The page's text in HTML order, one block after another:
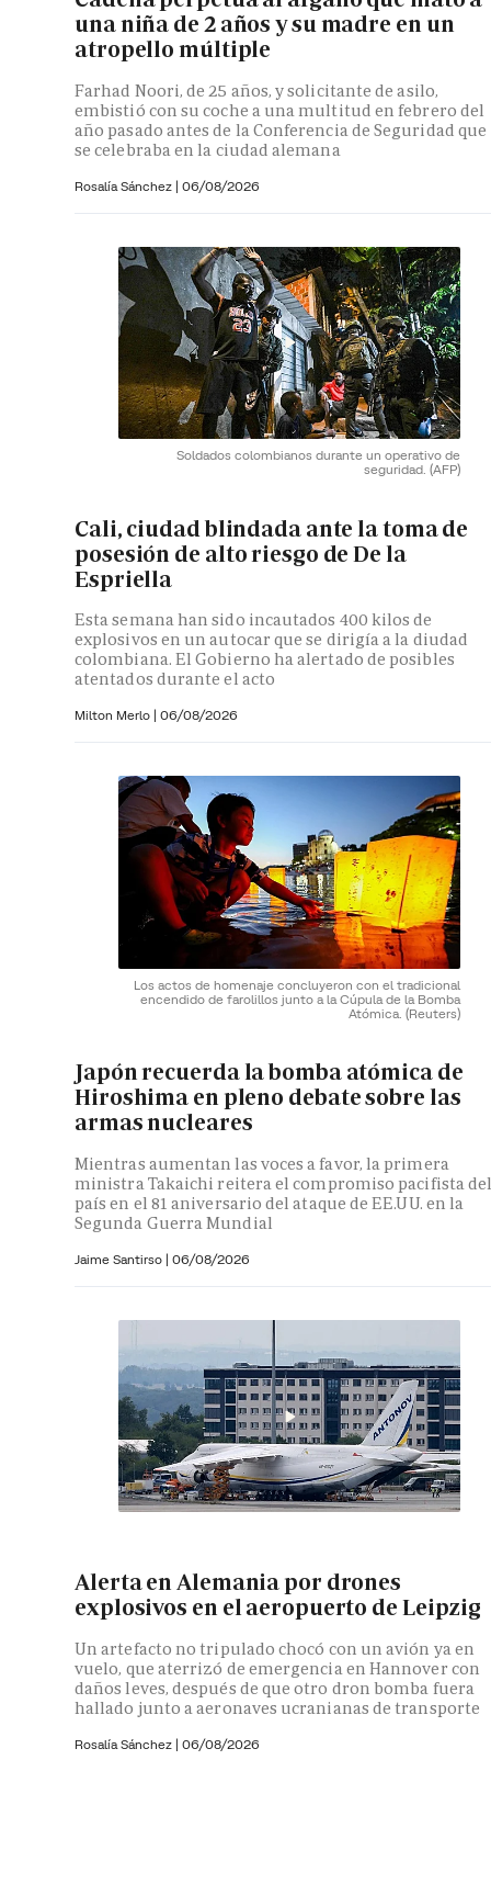
una niña de 2 años y su madre en un
atropello múltiple
Farhad Noori, de 25 años, y solicitante de asilo,
embistió con su coche a una multitud en febrero del
año pasado antes de la Conferencia de Seguridad que
se celebraba en la ciudad alemana
Rosalía Sánchez | 06/08/2026
Soldados colombianos durante un operativo de
seguridad. (AFP)
Cali, ciudad blindada ante la toma de
posesión de alto riesgo de De la
Espriella
Esta semana han sido incautados 400 kilos de
explosivos en un autocar que se dirigía a la diudad
colombiana. El Gobierno ha alertado de posibles
atentados durante el acto
Milton Merlo | 06/08/2026
Los actos de homenaje concluyeron con el tradicional
encendido de farolillos junto a la Cúpula de la Bomba
Atómica. (Reuters)
Japón recuerda la bomba atómica de
Hiroshima en pleno debate sobre las
armas nucleares
Mientras aumentan las voces a favor, la primera
ministra Takaichi reitera el compromiso pacifista
país en el 81 aniversario del ataque de EE.UU. en la
Segunda Guerra Mundial
Jaime Santirso | 06/08/2026
Alerta en Alemania por drones
explosivos en el aeropuerto de Leipzig
Un artefacto no tripulado chocó con un avión ya en
vuelo, que aterrizó de emergencia en Hannover con
daños leves, después de que otro dron bomba fuera
hallado junto a aeronaves ucranianas de transporte
Rosalía Sánchez | 06/08/2026